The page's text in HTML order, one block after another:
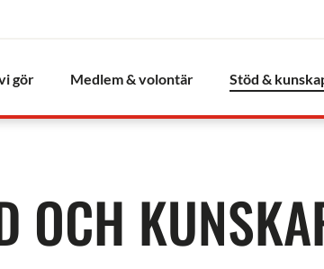
gör Medlem & volontär Stöd &
OCH